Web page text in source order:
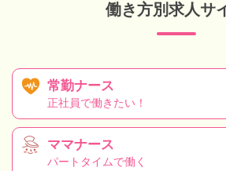
働き方別求人サ
常勤ナース
正社員で働きたい！
ママナース
パートタイムで働く